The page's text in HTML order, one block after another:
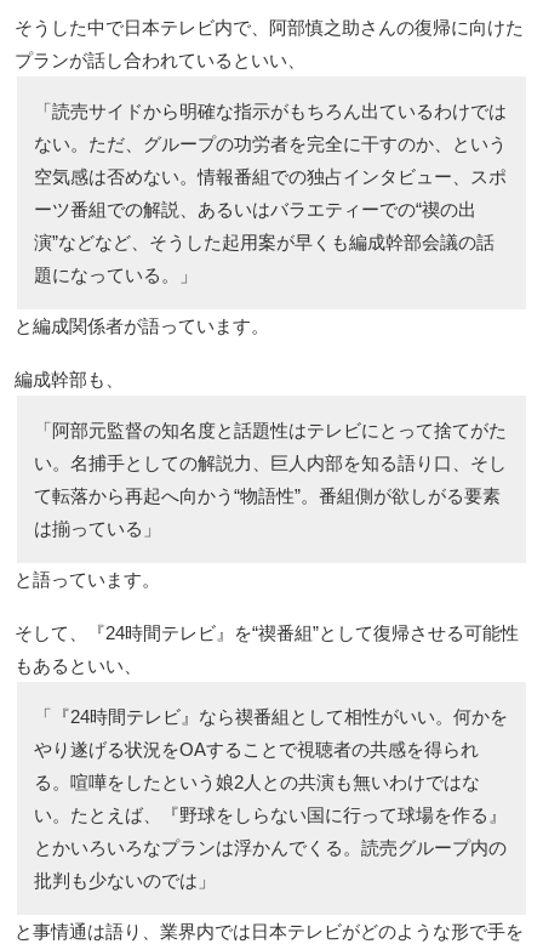
そうした中で日本テレビ内で、阿部慎之助さんの復帰に向けた
プランが話し合われているといい、
「読売サイドから明確な指示がもちろん出ているわけでは
ない。ただ、グループの功労者を完全に干すのか、という
空気感は否めない。情報番組での独占インタビュー、スポ
ーツ番組での解説、あるいはバラエティーでの“禊の出
演”などなど、そうした起用案が早くも編成幹部会議の話
題になっている。」
と編成関係者が語っています。
編成幹部も、
「阿部元監督の知名度と話題性はテレビにとって捨てがた
い。名捕手としての解説力、巨人内部を知る語り口、そし
て転落から再起へ向かう“物語性”。番組側が欲しがる要素
は揃っている」
と語っています。
そして、『24時間テレビ』を“禊番組”として復帰させる可能性
もあるといい、
「『24時間テレビ』なら禊番組として相性がいい。何かを
やり遂げる状況をOAすることで視聴者の共感を得られ
る。喧嘩をしたという娘2人との共演も無いわけではな
い。たとえば、『野球をしらない国に行って球場を作る』
とかいろいろなプランは浮かんでくる。読売グループ内の
批判も少ないのでは」
と事情通は語り、業界内では日本テレビがどのような形で手を